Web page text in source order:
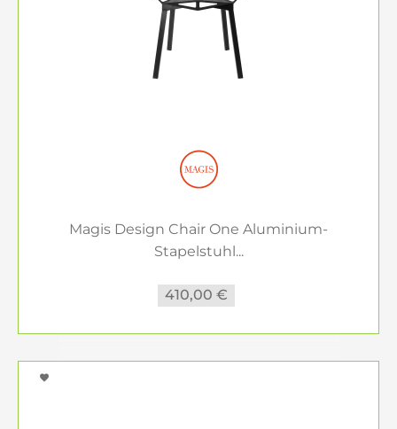
Magis Design Chair One Aluminium-
Stapelstuhl...
410,00 €